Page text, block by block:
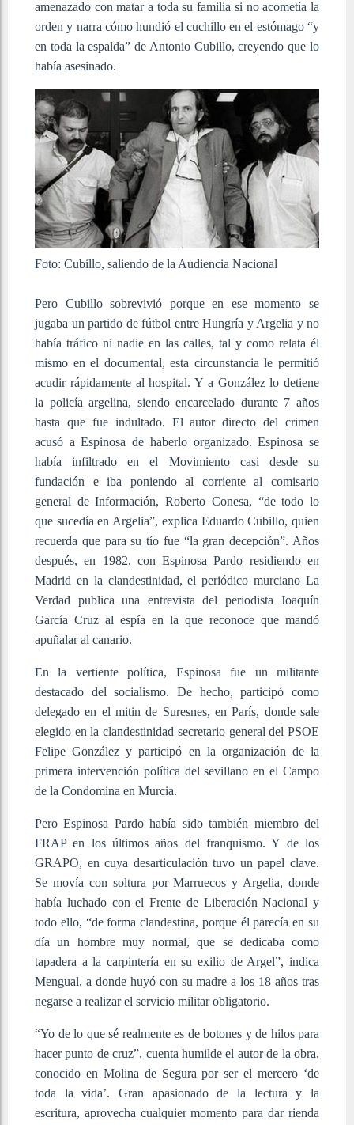
amenazado con matar a toda su familia si no acometía la
orden y narra cómo hundió el cuchillo en el estómago “y
en toda la espalda” de Antonio Cubillo, creyendo que lo
había asesinado.
Foto: Cubillo, saliendo de la Audiencia Nacional
Pero Cubillo sobrevivió porque en ese momento se
jugaba un partido de fútbol entre Hungría y Argelia y no
había tráfico ni nadie en las calles, tal y como relata él
mismo en el documental, esta circunstancia le permitió
acudir rápidamente al hospital. Y a González lo detiene
la policía argelina, siendo encarcelado durante 7 años
hasta que fue indultado. El autor directo del crimen
acusó a Espinosa de haberlo organizado. Espinosa se
había infiltrado en el Movimiento casi desde su
fundación e iba poniendo al corriente al comisario
general de Información, Roberto Conesa, “de todo lo
que sucedía en Argelia”, explica Eduardo Cubillo, quien
recuerda que para su tío fue “la gran decepción”. Años
después, en 1982, con Espinosa Pardo residiendo en
Madrid en la clandestinidad, el periódico murciano La
Verdad publica una entrevista del periodista Joaquín
García Cruz al espía en la que reconoce que mandó
apuñalar al canario.
En la vertiente política, Espinosa fue un militante
destacado del socialismo. De hecho, participó como
delegado en el mitin de Suresnes, en París, donde sale
elegido en la clandestinidad secretario general del PSOE
Felipe González y participó en la organización de la
primera intervención política del sevillano en el Campo
de la Condomina en Murcia.
Pero Espinosa Pardo había sido también miembro del
FRAP en los últimos años del franquismo. Y de los
GRAPO, en cuya desarticulación tuvo un papel clave.
Se movía con soltura por Marruecos y Argelia, donde
había luchado con el Frente de Liberación Nacional y
todo ello, “de forma clandestina, porque él parecía en su
día un hombre muy normal, que se dedicaba como
tapadera a la carpintería en su exilio de Argel”, indica
Mengual, a donde huyó con su madre a los 18 años tras
negarse a realizar el servicio militar obligatorio.
“Yo de lo que sé realmente es de botones y de hilos para
hacer punto de cruz”, cuenta humilde el autor de la obra,
conocido en Molina de Segura por ser el mercero ‘de
toda la vida’. Gran apasionado de la lectura y la
escritura, aprovecha cualquier momento para dar rienda